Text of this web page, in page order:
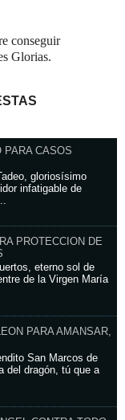
conseguir
Glorias.
PARA CASOS
gloriosísimo
infatigable de
PROTECCION DE
eterno sol de
de la Virgen María
PARA AMANSAR,
San Marcos de
del dragón, tú que a